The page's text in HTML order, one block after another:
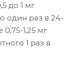
до 1 мг
один раз в 24-
1,25 мг
1 раз в